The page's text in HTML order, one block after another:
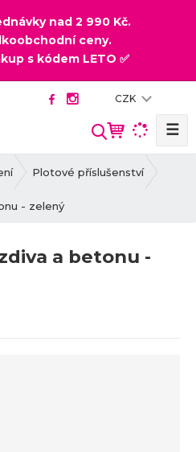
nad 2 990 Kč.
ceny.
s kódem LETO ✅
CZK
V
h
a
☰
Plotové příslušenství
- zelený
a betonu -